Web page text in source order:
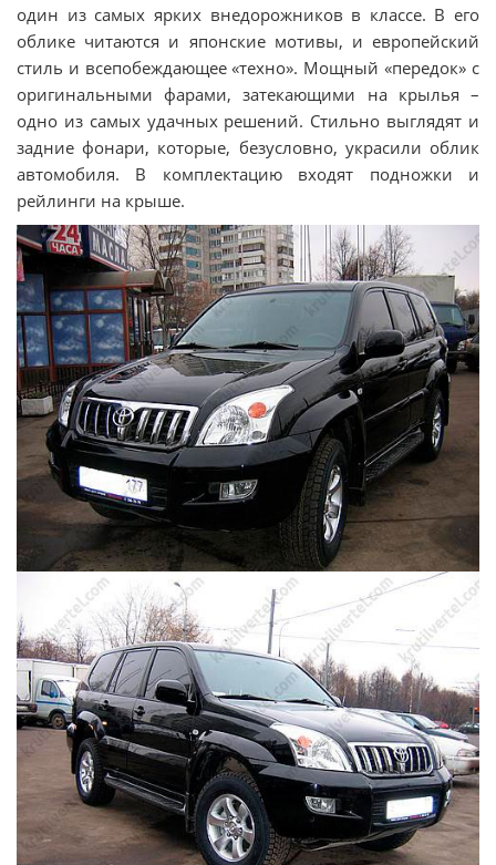
один из самых ярких внедорожников в классе. В его
облике читаются и японские мотивы, и европейский
стиль и всепобеждающее «техно». Мощный «передок» с
оригинальными фарами, затекающими на крылья –
одно из самых удачных решений. Стильно выглядят и
задние фонари, которые, безусловно, украсили облик
автомобиля. В комплектацию входят подножки и
рейлинги на крыше.